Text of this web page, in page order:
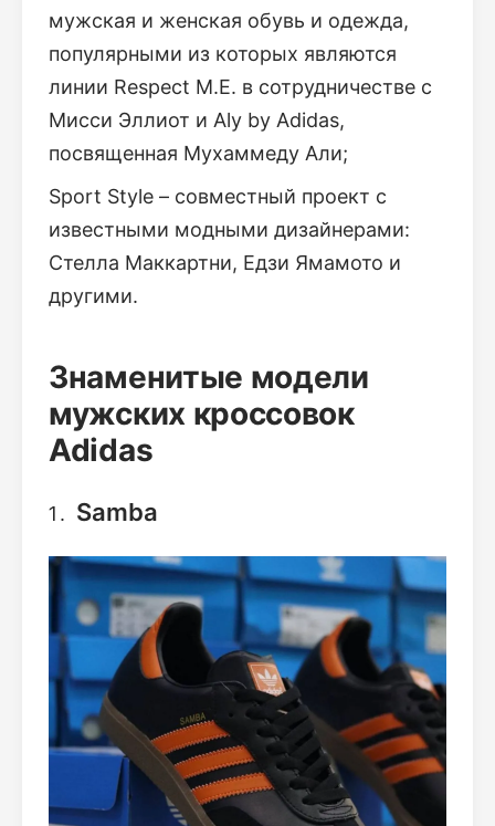
мужская и женская обувь и одежда,
популярными из которых являются
линии Respect M.E. в сотрудничестве с
Мисси Эллиот и Aly by Adidas,
посвященная Мухаммеду Али;
Sport Style – совместный проект с
известными модными дизайнерами:
Стелла Маккартни, Едзи Ямамото и
другими.
Знаменитые модели
мужских кроссовок
Adidas
Samba